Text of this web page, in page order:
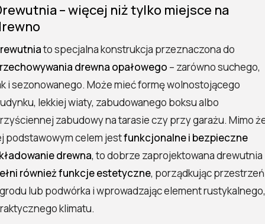
– więcej niż tylko miejsce na
to specjalna konstrukcja przeznaczona do
drewna opałowego – zarówno suchego,
i sezonowanego. Może mieć formę wolnostojącego
lekkiej wiaty, zabudowanego boksu albo
zabudowy na tarasie czy przy garażu. Mimo
podstawowym celem jestfunkcjonalne i bezpieczne
drewna, to dobrze zaprojektowana drewutnia
również funkcje estetyczne, porządkując przestrzeń
lub podwórka i wprowadzając element rustykalnego,
klimatu.